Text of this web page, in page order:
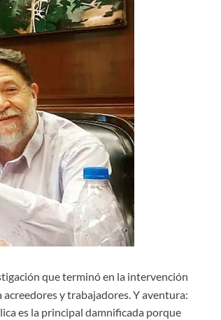
que terminó en la intervención
y trabajadores. Y aventura:
es la principal damnificada porque